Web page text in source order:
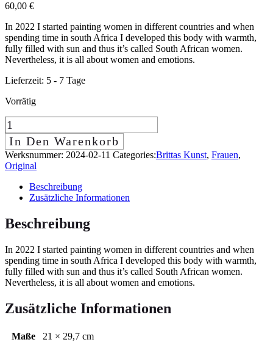
60,00 €
In 2022 I started painting women in different countries and when
spending time in south Africa I developed this body with warmth,
fully filled with sun and thus it’s called South African women.
Nevertheless, it is all about women and emotions.
Lieferzeit: 5 - 7 Tage
Vorrätig
Summertime
Love
quantity
In Den Warenkorb
Werksnummer: 2024-02-11 Categories:Brittas Kunst, Frauen,
Original
Beschreibung
Zusätzliche Informationen
Beschreibung
In 2022 I started painting women in different countries and when
spending time in south Africa I developed this body with warmth,
fully filled with sun and thus it’s called South African women.
Nevertheless, it is all about women and emotions.
Zusätzliche Informationen
Maße 21 × 29,7 cm